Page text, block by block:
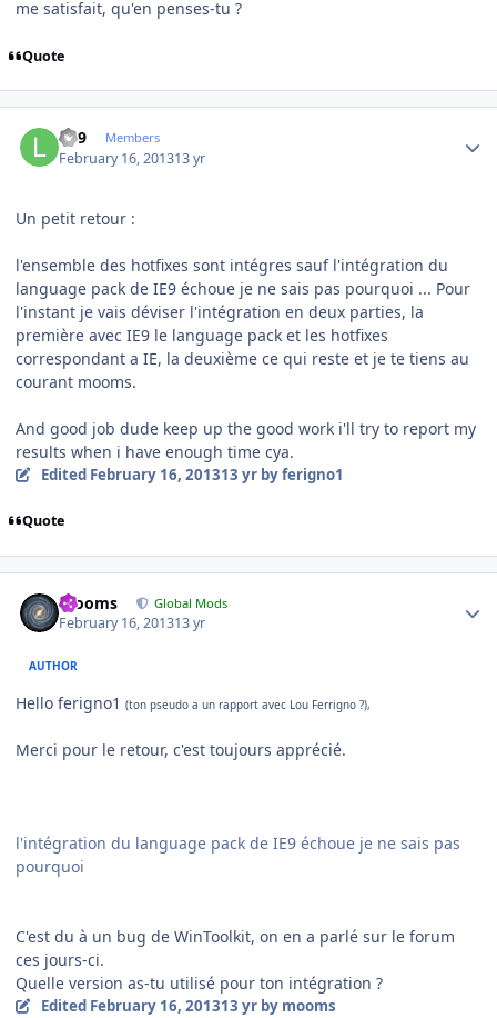
me satisfait, qu'en penses-tu ?
Quote
lib9 Members
February 16, 201313 yr
Un petit retour :
l'ensemble des hotfixes sont intégres sauf l'intégration du
language pack de IE9 échoue je ne sais pas pourquoi ... Pour
l'instant je vais déviser l'intégration en deux parties, la
première avec IE9 le language pack et les hotfixes
correspondant a IE, la deuxième ce qui reste et je te tiens au
courant mooms.
And good job dude keep up the good work i'll try to report my
results when i have enough time cya.
Edited February 16, 201313 yrby ferigno1
Quote
mooms Global Mods
February 16, 201313 yr
AUTHOR
Hello ferigno1 (ton pseudo a un rapport avec Lou Ferrigno ?),
Merci pour le retour, c'est toujours apprécié.
l'intégration du language pack de IE9 échoue je ne sais pas
pourquoi
C'est du à un bug de WinToolkit, on en a parlé sur le forum
ces jours-ci.
Quelle version as-tu utilisé pour ton intégration ?
Edited February 16, 201313 yrby mooms